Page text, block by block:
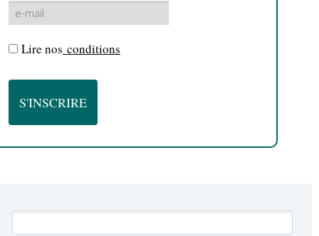
Lire nos conditions